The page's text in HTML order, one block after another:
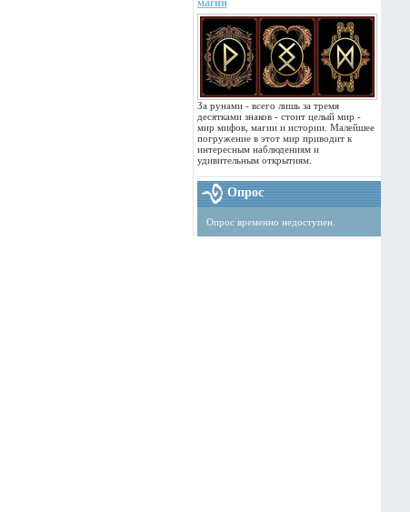
магии
За рунами - всего лишь за тремя
десятками знаков - стоит целый мир -
мир мифов, магии и истории. Малейшее
погружение в этот мир приводит к
интересным наблюдениям и
удивительным открытиям.
Опрос
Опрос временно недоступен.